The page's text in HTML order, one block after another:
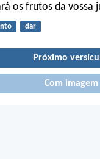
os frutos da vossa
dar
Próximo
Com imagem